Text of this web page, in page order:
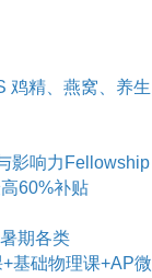
鸡精、燕窝、养生
影响力Fellowship
60%补贴
期各类
基础物理课+AP微